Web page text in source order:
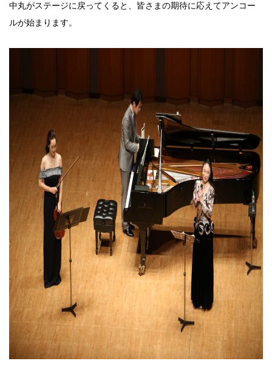
中丸がステージに戻ってくると、皆さまの期待に応えてアンコー
ルが始まります。